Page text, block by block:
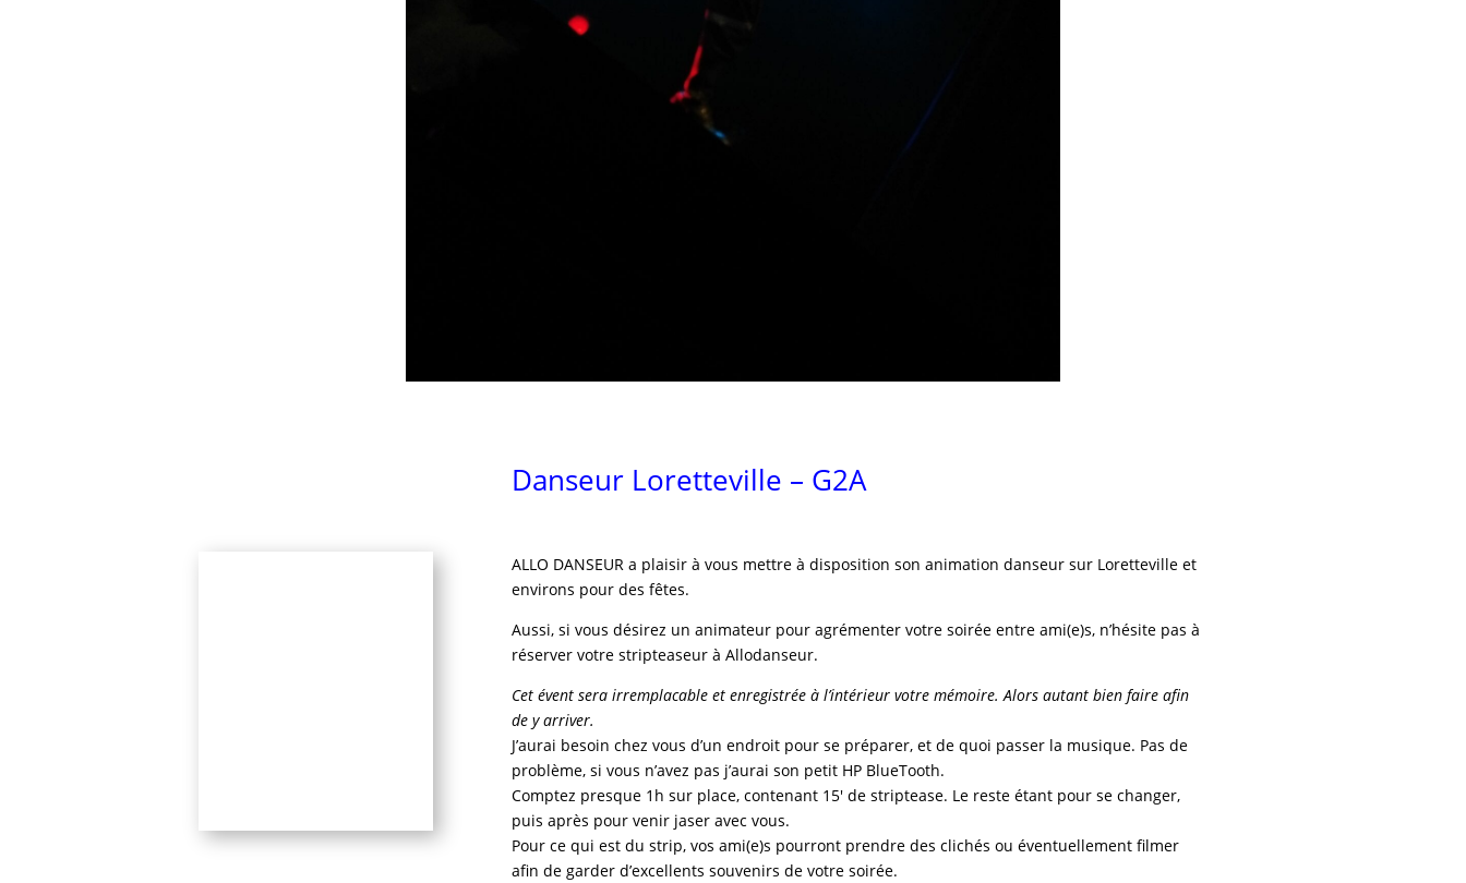
Danseur Loretteville – G2A
ALLO DANSEUR a plaisir à vous mettre à disposition son animation danseur sur Loretteville et
environs pour des fêtes.
Aussi, si vous désirez un animateur pour agrémenter votre soirée entre ami(e)s, n’hésite pas à
réserver votre stripteaseur à Allodanseur.
Cet évent sera irremplacable et enregistrée à l’intérieur votre mémoire. Alors autant bien faire afin
de y arriver.
J’aurai besoin chez vous d’un endroit pour se préparer, et de quoi passer la musique. Pas de
problème, si vous n’avez pas j’aurai son petit HP BlueTooth.
Comptez presque 1h sur place, contenant 15′ de striptease. Le reste étant pour se changer,
puis après pour venir jaser avec vous.
Pour ce qui est du strip, vos ami(e)s pourront prendre des clichés ou éventuellement filmer
afin de garder d’excellents souvenirs de votre soirée.